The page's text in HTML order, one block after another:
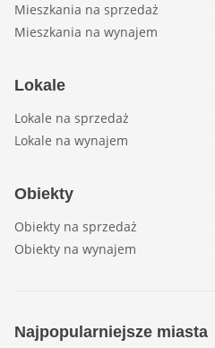
Mieszkania na sprzedaż
Mieszkania na wynajem
Lokale
Lokale na sprzedaż
Lokale na wynajem
Obiekty
Obiekty na sprzedaż
Obiekty na wynajem
Najpopularniejsze miasta